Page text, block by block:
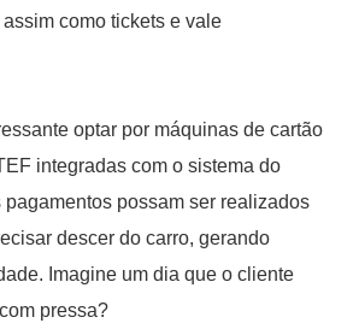
como tickets e vale
optar por máquinas de cartão
integradas com o sistema do
pagamentos possam ser realizados
descer do carro, gerando
Imagine um dia que o cliente
pressa?